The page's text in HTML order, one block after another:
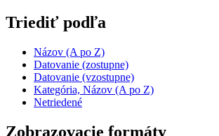
Triediť podľa
Názov (A po Z)
Datovanie (zostupne)
Datovanie (vzostupne)
Kategória, Názov (A po Z)
Netriedené
Zobrazovacie formáty